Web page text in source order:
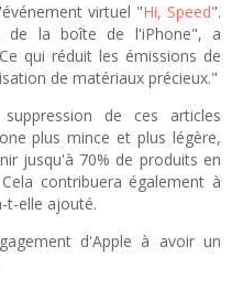
virtuel "Hi, Speed".
de la boîte de l'iPhone", a
qui réduit les émissions de
de matériaux précieux."
de ces articles
plus mince et plus légère,
jusqu'à 70% de produits en
contribuera également à
t-elle ajouté.
d'Apple à avoir un